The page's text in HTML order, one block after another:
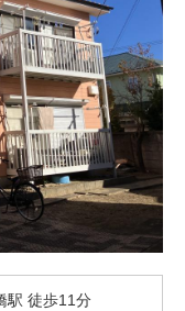
徒歩11分